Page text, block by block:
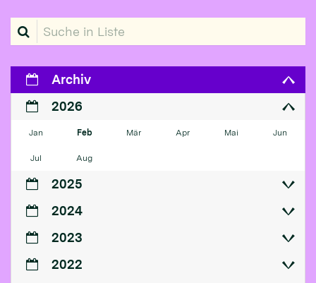
Suche in Liste
Archiv
2026
Jan Feb Mär Apr Mai Jun
Jul Aug
2025
2024
2023
2022